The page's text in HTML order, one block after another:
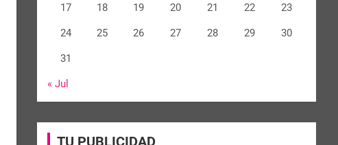
17 18 19 20 21 22 23
24 25 26 27 28 29 30
31
« Jul
TU PUBLICIDAD